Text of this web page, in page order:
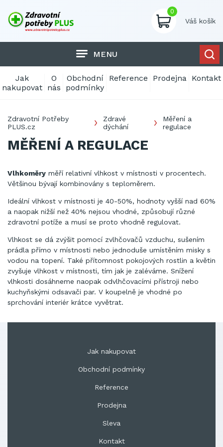
0
Váš košík
MENU
Jak
nakupovat
O
nás
Obchodní
podmínky
Reference Prodejna Kontakt
Zdravotní Potřeby
PLUS.cz
Zdravé
dýchání
Měření a
regulace
MĚŘENÍ A REGULACE
Vlhkoměry měří relativní vlhkost v místnosti v procentech.
Většinou bývají kombinovány s teploměrem.
Ideální vlhkost v místnosti je 40-50%, hodnoty vyšší nad 60%
a naopak nižší než 40% nejsou vhodné, způsobují různé
zdravotní potíže a musí se proto vhodně regulovat.
Vlhkost se dá zvýšit pomocí zvlhčovačů vzduchu, sušením
prádla přímo v místnosti nebo jednoduše umístěním misky s
vodou na topení. Také přítomnost pokojových rostlin a květin
zvyšuje vlhkost v místnosti, tím jak je zaléváme. Snížení
vlhkosti dosáhneme naopak odvlhčovacími přístroji nebo
kuchyňskými odsavači par. V koupelně je vhodné po
sprchování interiér krátce vyvětrat.
Jak nakupovat
Obchodní podmínky
Reference
Prodejna
Sleva
Kontakt